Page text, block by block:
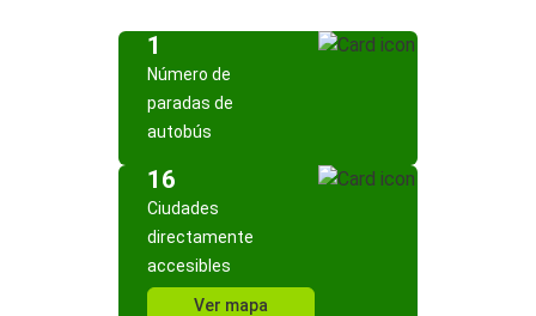
1
Número de
paradas de
autobús
16
Ciudades
directamente
accesibles
Ver mapa